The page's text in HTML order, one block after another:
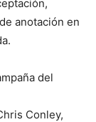
anotación en
del
Conley,